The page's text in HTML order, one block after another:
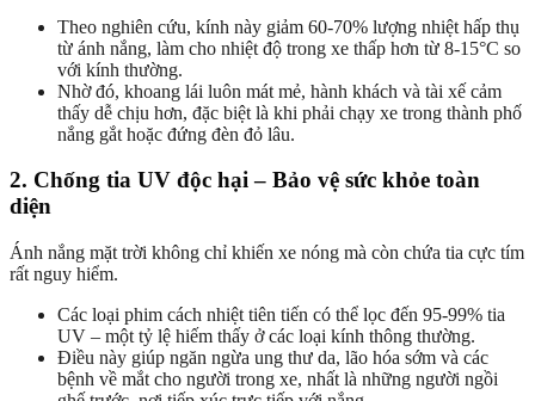
Theo nghiên cứu, kính này giảm 60-70% lượng nhiệt hấp thụ
từ ánh nắng, làm cho nhiệt độ trong xe thấp hơn từ 8-15°C so
với kính thường.
Nhờ đó, khoang lái luôn mát mẻ, hành khách và tài xế cảm
thấy dễ chịu hơn, đặc biệt là khi phải chạy xe trong thành phố
nắng gắt hoặc đứng đèn đỏ lâu.
2. Chống tia UV độc hại – Bảo vệ sức khỏe toàn
diện
Ánh nắng mặt trời không chỉ khiến xe nóng mà còn chứa tia cực tím
rất nguy hiểm.
Các loại phim cách nhiệt tiên tiến có thể lọc đến 95-99% tia
UV – một tỷ lệ hiếm thấy ở các loại kính thông thường.
Điều này giúp ngăn ngừa ung thư da, lão hóa sớm và các
bệnh về mắt cho người trong xe, nhất là những người ngồi